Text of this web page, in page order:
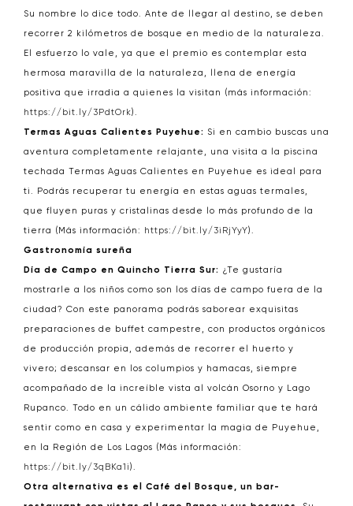
Su nombre lo dice todo. Ante de llegar al destino, se deben
recorrer 2 kilómetros de bosque en medio de la naturaleza.
El esfuerzo lo vale, ya que el premio es contemplar esta
hermosa maravilla de la naturaleza, llena de energía
positiva que irradia a quienes la visitan (más información:
https://bit.ly/3PdtOrk).
Termas Aguas Calientes Puyehue: Si en cambio buscas una
aventura completamente relajante, una visita a la piscina
techada Termas Aguas Calientes en Puyehue es ideal para
ti. Podrás recuperar tu energía en estas aguas termales,
que fluyen puras y cristalinas desde lo más profundo de la
tierra (Más información: https://bit.ly/3iRjYyY).
Gastronomía sureña
Día de Campo en Quincho Tierra Sur: ¿Te gustaría
mostrarle a los niños como son los días de campo fuera de la
ciudad? Con este panorama podrás saborear exquisitas
preparaciones de buffet campestre, con productos orgánicos
de producción propia, además de recorrer el huerto y
vivero; descansar en los columpios y hamacas, siempre
acompañado de la increíble vista al volcán Osorno y Lago
Rupanco. Todo en un cálido ambiente familiar que te hará
sentir como en casa y experimentar la magia de Puyehue,
en la Región de Los Lagos (Más información:
https://bit.ly/3qBKa1i).
Otra alternativa es el Café del Bosque, un bar-